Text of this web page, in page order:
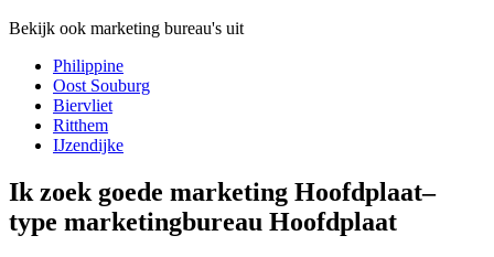
Bekijk ook marketing bureau's uit
Philippine
Oost Souburg
Biervliet
Ritthem
IJzendijke
Ik zoek goede marketing Hoofdplaat–
type marketingbureau Hoofdplaat